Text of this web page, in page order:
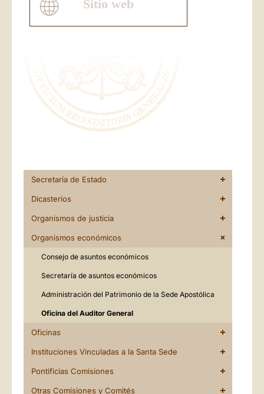
Sitio web
Secretaría de Estado
Dicasterios
Organismos de justicia
Organismos económicos
Consejo de asuntos económicos
Secretaría de asuntos económicos
Administración del Patrimonio de la Sede Apostólica
Oficina del Auditor General
Oficinas
Instituciones Vinculadas a la Santa Sede
Pontificias Comisiones
Otras Comisiones y Comités